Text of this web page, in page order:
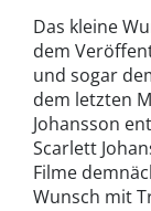
Das kleine
dem
und sogar
dem letzten
Johansson
Scarlett
Filme
Wunsch mit